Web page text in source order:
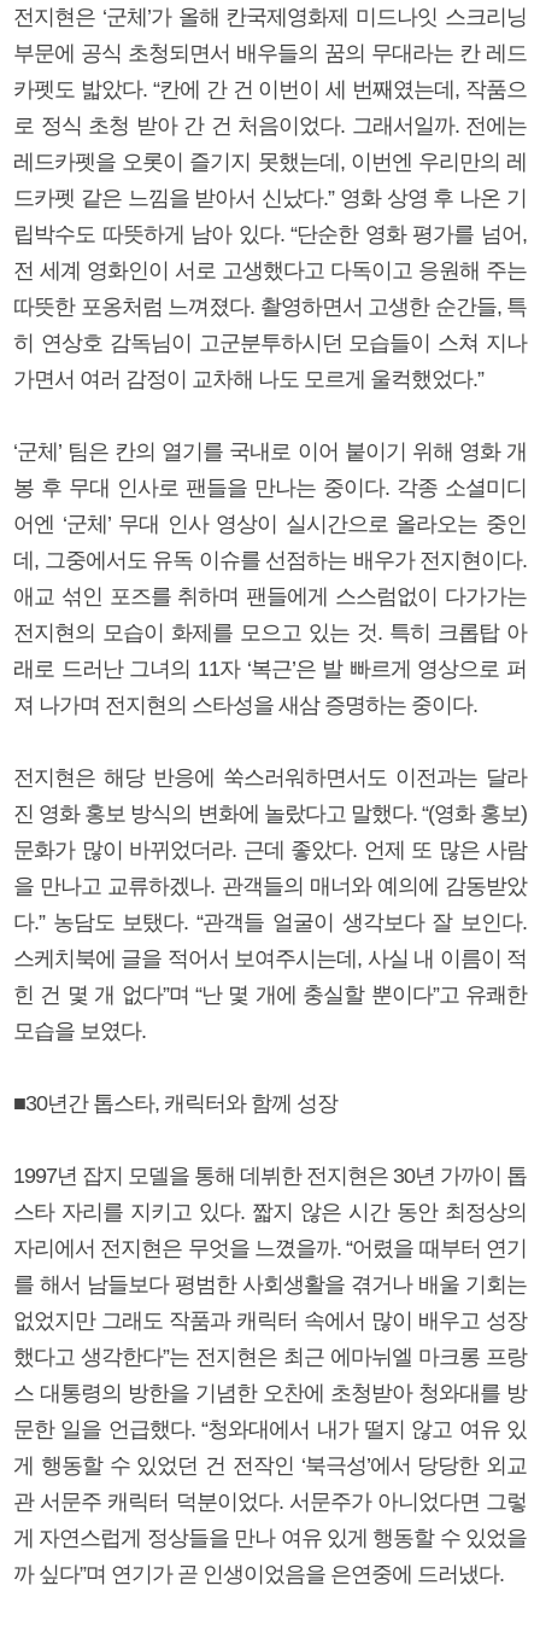
전지현은 ‘군체’가 올해 칸국제영화제 미드나잇 스크리닝
부문에 공식 초청되면서 배우들의 꿈의 무대라는 칸 레드
카펫도 밟았다. “칸에 간 건 이번이 세 번째였는데, 작품으
로 정식 초청 받아 간 건 처음이었다. 그래서일까. 전에는
레드카펫을 오롯이 즐기지 못했는데, 이번엔 우리만의 레
드카펫 같은 느낌을 받아서 신났다.” 영화 상영 후 나온 기
립박수도 따뜻하게 남아 있다. “단순한 영화 평가를 넘어,
전 세계 영화인이 서로 고생했다고 다독이고 응원해 주는
따뜻한 포옹처럼 느껴졌다. 촬영하면서 고생한 순간들, 특
히 연상호 감독님이 고군분투하시던 모습들이 스쳐 지나
가면서 여러 감정이 교차해 나도 모르게 울컥했었다.”
‘군체’ 팀은 칸의 열기를 국내로 이어 붙이기 위해 영화 개
봉 후 무대 인사로 팬들을 만나는 중이다. 각종 소셜미디
어엔 ‘군체’ 무대 인사 영상이 실시간으로 올라오는 중인
데, 그중에서도 유독 이슈를 선점하는 배우가 전지현이다.
애교 섞인 포즈를 취하며 팬들에게 스스럼없이 다가가는
전지현의 모습이 화제를 모으고 있는 것. 특히 크롭탑 아
래로 드러난 그녀의 11자 ‘복근’은 발 빠르게 영상으로 퍼
져 나가며 전지현의 스타성을 새삼 증명하는 중이다.
전지현은 해당 반응에 쑥스러워하면서도 이전과는 달라
진 영화 홍보 방식의 변화에 놀랐다고 말했다. “(영화 홍보)
문화가 많이 바뀌었더라. 근데 좋았다. 언제 또 많은 사람
을 만나고 교류하겠나. 관객들의 매너와 예의에 감동받았
다.” 농담도 보탰다. “관객들 얼굴이 생각보다 잘 보인다.
스케치북에 글을 적어서 보여주시는데, 사실 내 이름이 적
힌 건 몇 개 없다”며 “난 몇 개에 충실할 뿐이다”고 유쾌한
모습을 보였다.
■30년간 톱스타, 캐릭터와 함께 성장
1997년 잡지 모델을 통해 데뷔한 전지현은 30년 가까이 톱
스타 자리를 지키고 있다. 짧지 않은 시간 동안 최정상의
자리에서 전지현은 무엇을 느꼈을까. “어렸을 때부터 연기
를 해서 남들보다 평범한 사회생활을 겪거나 배울 기회는
없었지만 그래도 작품과 캐릭터 속에서 많이 배우고 성장
했다고 생각한다”는 전지현은 최근 에마뉘엘 마크롱 프랑
스 대통령의 방한을 기념한 오찬에 초청받아 청와대를 방
문한 일을 언급했다. “청와대에서 내가 떨지 않고 여유 있
게 행동할 수 있었던 건 전작인 ‘북극성’에서 당당한 외교
관 서문주 캐릭터 덕분이었다. 서문주가 아니었다면 그렇
게 자연스럽게 정상들을 만나 여유 있게 행동할 수 있었을
까 싶다”며 연기가 곧 인생이었음을 은연중에 드러냈다.